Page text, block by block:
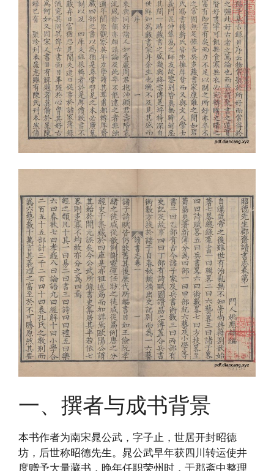
一、撰者与成书背景
本书作者为南宋晁公武，字子止，世居开封昭德
坊，后世称昭德先生。晁公武早年获四川转运使井
度赠予大量藏书，晚年任职荣州时，于郡斋中整理